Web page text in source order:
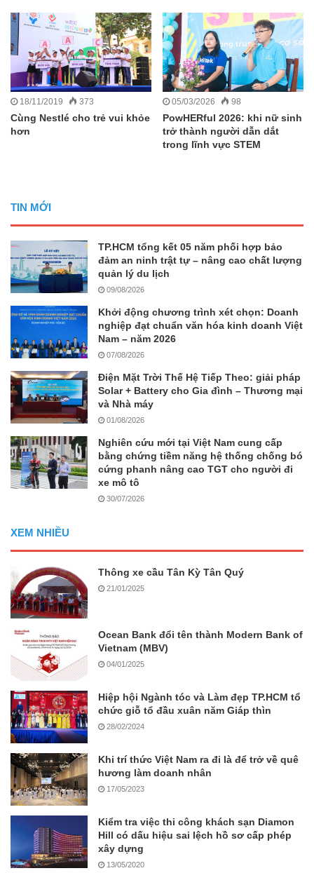
18/11/2019 373
Cùng Nestlé cho trẻ vui khỏe
hơn
05/03/2026 98
PowHERful 2026: khi nữ sinh
trở thành người dẫn dắt
trong lĩnh vực STEM
TIN MỚI
TP.HCM tổng kết 05 năm phối hợp bảo
đảm an ninh trật tự – nâng cao chất lượng
quản lý du lịch
09/08/2026
Khởi động chương trình xét chọn: Doanh
nghiệp đạt chuẩn văn hóa kinh doanh Việt
Nam – năm 2026
07/08/2026
Điện Mặt Trời Thế Hệ Tiếp Theo: giải pháp
Solar + Battery cho Gia đình – Thương mại
và Nhà máy
01/08/2026
Nghiên cứu mới tại Việt Nam cung cấp
bằng chứng tiềm năng hệ thống chống bó
cứng phanh nâng cao TGT cho người đi
xe mô tô
30/07/2026
XEM NHIỀU
Thông xe cầu Tân Kỳ Tân Quý
21/01/2025
Ocean Bank đổi tên thành Modern Bank of
Vietnam (MBV)
04/01/2025
Hiệp hội Ngành tóc và Làm đẹp TP.HCM tổ
chức giỗ tổ đầu xuân năm Giáp thìn
28/02/2024
Khi trí thức Việt Nam ra đi là để trở về quê
hương làm doanh nhân
17/05/2023
Kiểm tra việc thi công khách sạn Diamon
Hill có dấu hiệu sai lệch hồ sơ cấp phép
xây dựng
13/05/2020